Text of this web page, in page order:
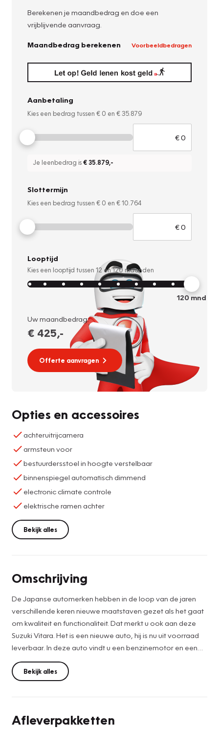
Berekenen je maandbedrag en doe een
vrijblijvende aanvraag.
Maandbedrag berekenen Voorbeeldbedragen
Aanbetaling
Kies een bedrag tussen € 0 en € 35.879
Je leenbedrag is€ 35.879,-
Slottermijn
Kies een bedrag tussen € 0 en € 10.764
Looptijd
Kies een looptijd tussen 12 en120 maanden
120mnd
Uw maandbedrag:
€ 425,-
Offerte aanvragen
Opties en accessoires
achteruitrijcamera
armsteun voor
bestuurdersstoel in hoogte verstelbaar
binnenspiegel automatisch dimmend
electronic climate controle
elektrische ramen achter
Bekijk alles
Omschrijving
De Japanse automerken hebben in de loop van de jaren
verschillende keren nieuwe maatstaven gezet als het gaat
om kwaliteit en functionaliteit. Dat merkt u ook aan deze
Suzuki Vitara. Het is een nieuwe auto, hij is nu uit voorraad
leverbaar. In deze auto vindt u een benzinemotor en een
handgeschakelde zesversnellingsbak. Het met leer
beklede interieur geeft deze auto een gedistingeerde
uitstraling. Deze Suzuki Vitara heeft verwarmbare
onder meer 17 inch lichtmetalen velgen, LED koplampen,
Bekijk alles
Afleverpakketten